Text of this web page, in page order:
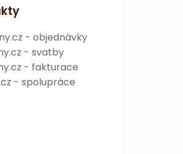
- objednávky
- svatby
- fakturace
- spolupráce